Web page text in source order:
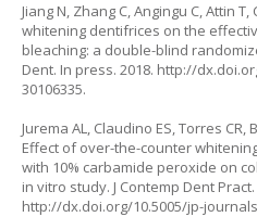
Jiang N, Zhang C, Angingu C, Attin
whitening dentifrices on the
bleaching: a double-blind
Dent. In press. 2018. http://
30106335.
Jurema AL, Claudino ES, Torres CR,
Effect of over-the-counter
with 10% carbamide peroxide on
in vitro study. J Contemp Dent Pract.
http://dx.doi.org/10.5005/jp-